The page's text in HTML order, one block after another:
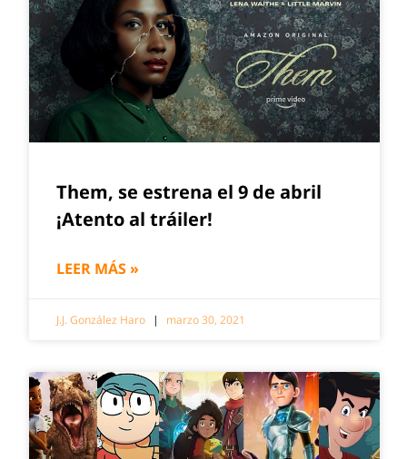
Them, se estrena el 9 de abril
¡Atento al tráiler!
LEER MÁS »
J.J. González Haro marzo 30, 2021